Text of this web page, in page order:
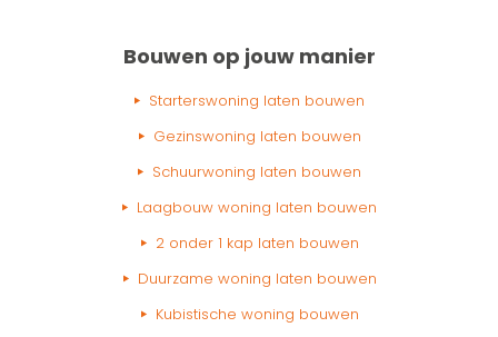
Bouwen op jouw manier
Starterswoning laten bouwen
Gezinswoning laten bouwen
Schuurwoning laten bouwen
Laagbouw woning laten bouwen
2 onder 1 kap laten bouwen
Duurzame woning laten bouwen
Kubistische woning bouwen